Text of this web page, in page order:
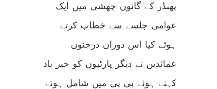
پھنڈر کے گائوں چھشی میں ایک
عوامی جلسے سے خطاب کرتے
ہوئے کیا اس دوران درجنوں
عمائدین نے دیگر پارٹیوں کو خیر باد
کہتے ہوئے پی پی میں شامل ہونے